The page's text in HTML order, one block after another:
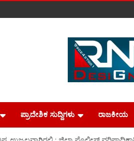
ಪ್ರಾದೇಶಿಕ ಸುದ್ದಿಗಳು ರಾಜಕೀಯ